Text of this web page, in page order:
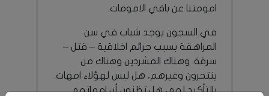
امومتنا عن باقي الامومات.
في السجون يوجد شباب في سن
المراهقة بسبب جرائم اخلاقية – قتل –
سرقة. وهناك المشردين وهناك من
ينتحرون وغيرهم، هل ليس لهؤلاء امهات.
بالتأكيد لهم، هل تظنون أن امهاتهم